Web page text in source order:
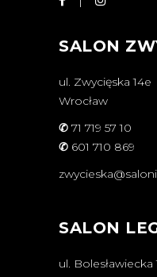
SALON
ul. Zwycięska 14e
Wrocław
✆ 71 719 57 10
✆ 601 710 869
SALON
ul. Bolesławiecka